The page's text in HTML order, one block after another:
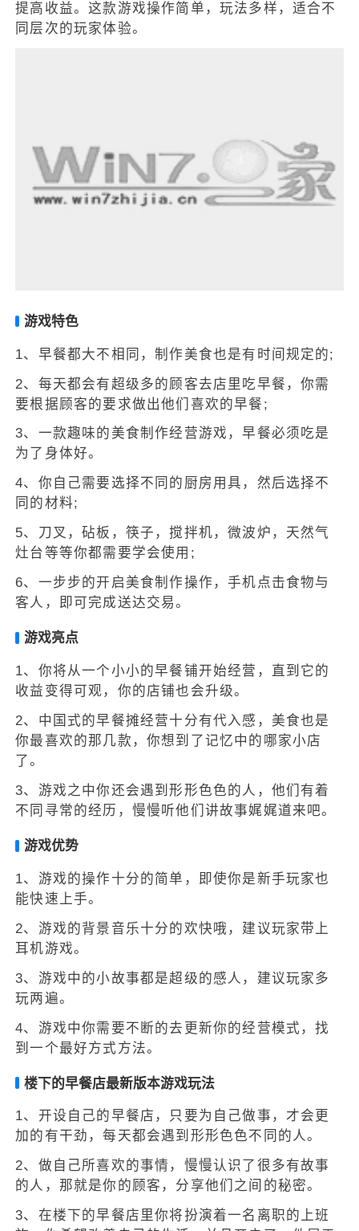
提高收益。这款游戏操作简单，玩法多样，适合不
同层次的玩家体验。
游戏特色
1、早餐都大不相同，制作美食也是有时间规定的;
2、每天都会有超级多的顾客去店里吃早餐，你需
要根据顾客的要求做出他们喜欢的早餐;
3、一款趣味的美食制作经营游戏，早餐必须吃是
为了身体好。
4、你自己需要选择不同的厨房用具，然后选择不
同的材料;
5、刀叉，砧板，筷子，搅拌机，微波炉，天然气
灶台等等你都需要学会使用;
6、一步步的开启美食制作操作，手机点击食物与
客人，即可完成送达交易。
游戏亮点
1、你将从一个小小的早餐铺开始经营，直到它的
收益变得可观，你的店铺也会升级。
2、中国式的早餐摊经营十分有代入感，美食也是
你最喜欢的那几款，你想到了记忆中的哪家小店
了。
3、游戏之中你还会遇到形形色色的人，他们有着
不同寻常的经历，慢慢听他们讲故事娓娓道来吧。
游戏优势
1、游戏的操作十分的简单，即使你是新手玩家也
能快速上手。
2、游戏的背景音乐十分的欢快哦，建议玩家带上
耳机游戏。
3、游戏中的小故事都是超级的感人，建议玩家多
玩两遍。
4、游戏中你需要不断的去更新你的经营模式，找
到一个最好方式方法。
楼下的早餐店最新版本游戏玩法
1、开设自己的早餐店，只要为自己做事，才会更
加的有干劲，每天都会遇到形形色色不同的人。
2、做自己所喜欢的事情，慢慢认识了很多有故事
的人，那就是你的顾客，分享他们之间的秘密。
3、在楼下的早餐店里你将扮演着一名离职的上班